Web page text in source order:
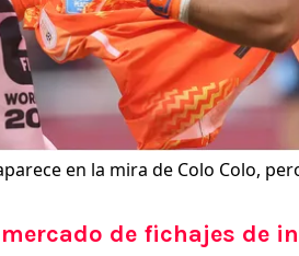
en la mira de Colo Colo,
mercado de fichajes de